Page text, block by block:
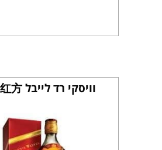
וויסקי רד לייבל 威士忌红方